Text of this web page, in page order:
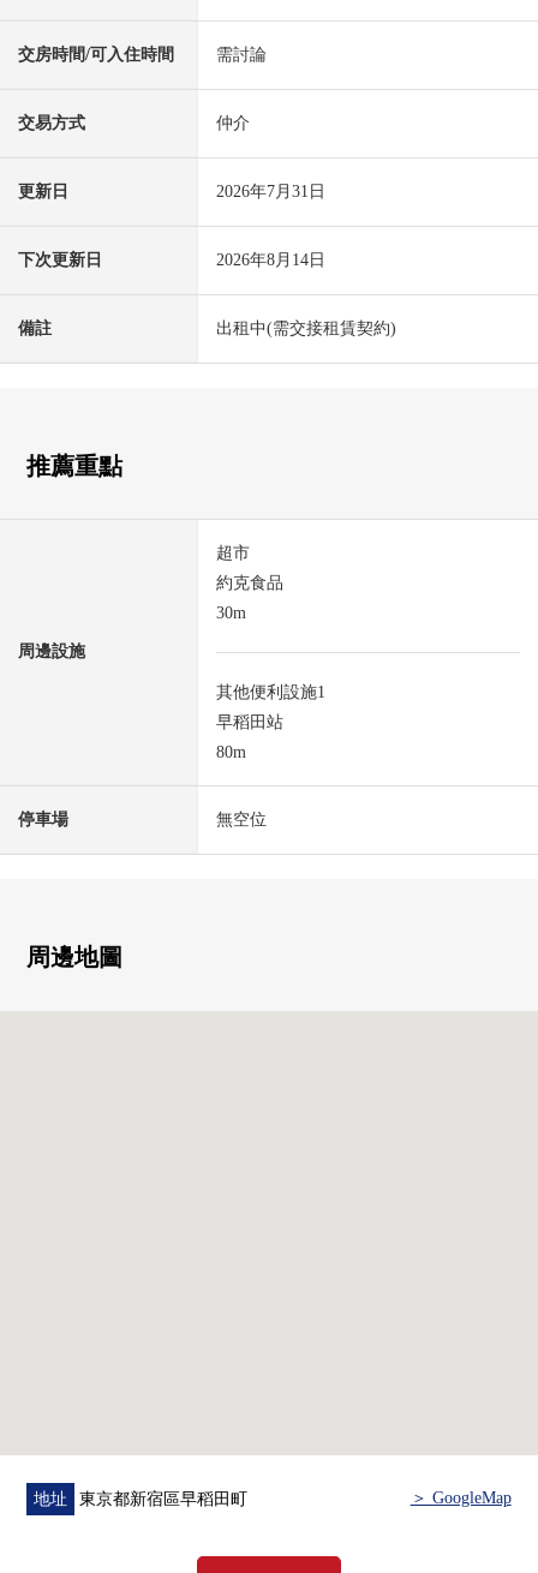
交房時間/可入住時間 需討論
交易方式 仲介
更新日 2026年7月31日
下次更新日 2026年8月14日
備註 出租中(需交接租賃契約)
推薦重點
周邊設施
超市
約克食品
30m
其他便利設施1
早稻田站
80m
停車場 無空位
周邊地圖
地址 東京都新宿區早稻田町 ＞ GoogleMap